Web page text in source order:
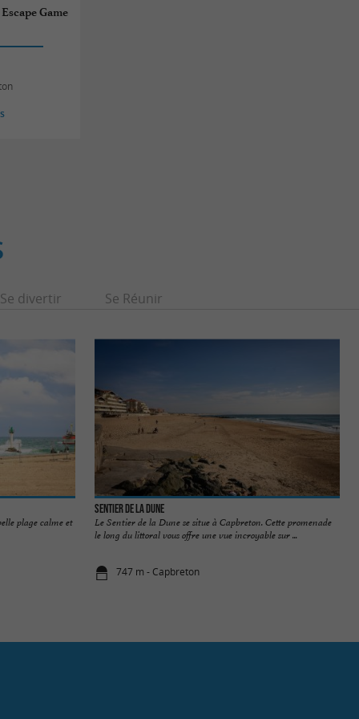
Game
Se divertir Se Réunir
plage calme et
Sentier de la Dune
Le Sentier de la Dune se situe à Capbreton. Cette promenade
le long du littoral vous offre une vue incroyable sur ...
747 m - Capbreton